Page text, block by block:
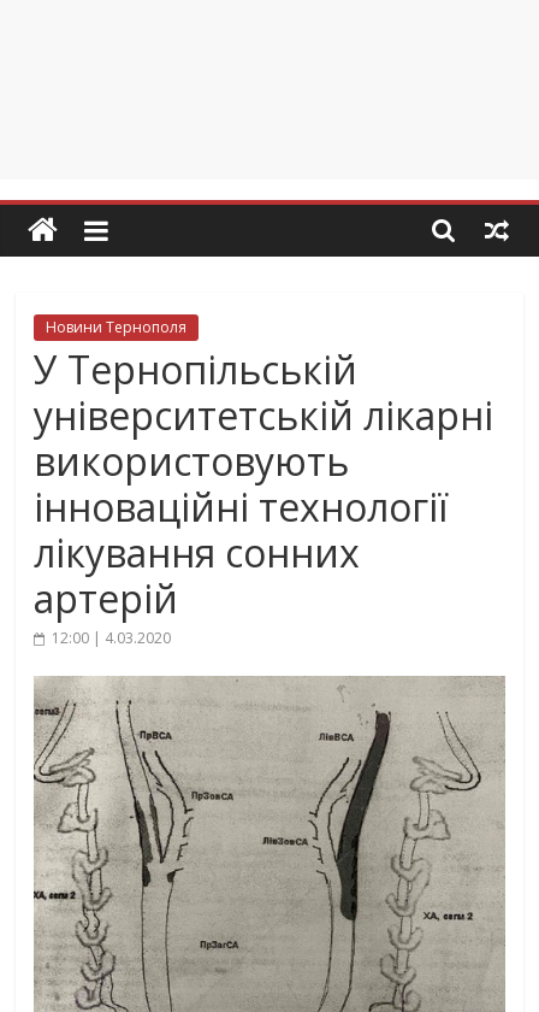
Новини Тернополя
У Тернопільській
університетській лікарні
використовують
інноваційні технології
лікування сонних
артерій
12:00 | 4.03.2020